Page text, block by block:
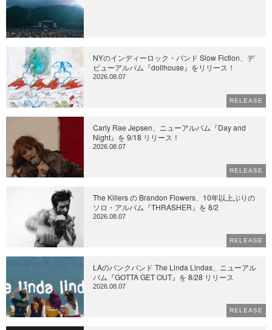
NYのインディーロック・バンド Slow Fiction、デ
ビューアルバム『dollhouse』をリリース！
2026.08.07
RELEASE
Carly Rae Jepsen、ニューアルバム『Day and
Night』を 9/18 リリース！
2026.08.07
RELEASE
The Killers の Brandon Flowers、10年以上ぶりの
ソロ・アルバム『THRASHER』を 8/2
2026.08.07
RELEASE
LAのパンクバンド The Linda Lindas、ニューアル
バム『GOTTA GET OUT』を 8/28 リリース
2026.08.07
RELEASE